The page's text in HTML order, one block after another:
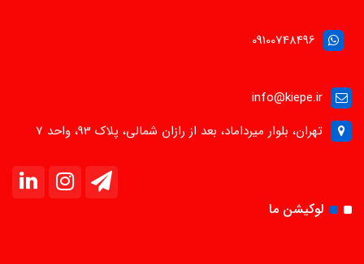
09100748496
info@kiepe.ir
تهران، بلوار میرداماد، بعد از رازان شمالی، پلاک 93، واحد 7
لوکیشن ما